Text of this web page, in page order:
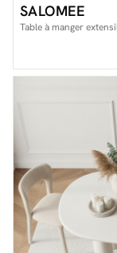
SALOMEE
Table à manger